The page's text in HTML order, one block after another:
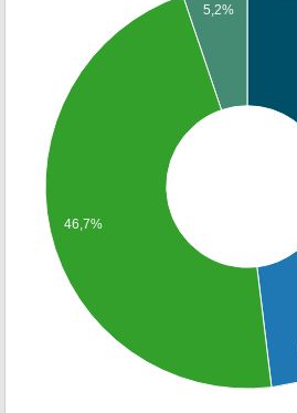
5,2%
46,7%